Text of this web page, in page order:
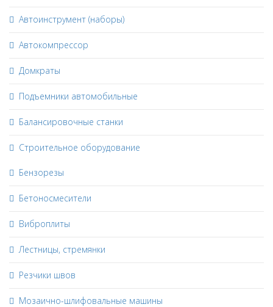
Автоинструмент (наборы)
Автокомпрессор
Домкраты
Подъемники автомобильные
Балансировочные станки
Строительное оборудование
Бензорезы
Бетоносмесители
Виброплиты
Лестницы, стремянки
Резчики швов
Мозаично-шлифовальные машины